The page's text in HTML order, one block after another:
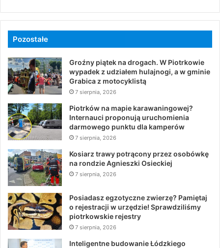
Pozostałe
Groźny piątek na drogach. W Piotrkowie
wypadek z udziałem hulajnogi, a w gminie
Grabica z motocyklistą
7 sierpnia, 2026
Piotrków na mapie karawaningowej?
Internauci proponują uruchomienia
darmowego punktu dla kamperów
7 sierpnia, 2026
Kosiarz trawy potrącony przez osobówkę
na rondzie Agnieszki Osieckiej
7 sierpnia, 2026
Posiadasz egzotyczne zwierzę? Pamiętaj
o rejestracji w urzędzie! Sprawdziliśmy
piotrkowskie rejestry
7 sierpnia, 2026
Inteligentne budowanie Łódzkiego